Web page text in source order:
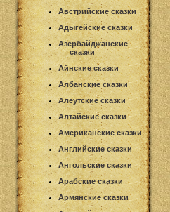
Австрийские сказки
Адыгейские сказки
Азербайджанские
сказки
Айнские сказки
Албанские сказки
Алеутские сказки
Алтайские сказки
Американские сказки
Английские сказки
Ангольские сказки
Арабские сказки
Армянские сказки